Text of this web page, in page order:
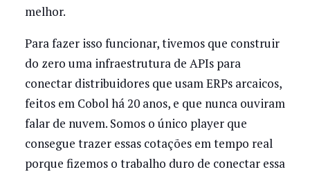
melhor.
Para fazer isso funcionar, tivemos que construir
do zero uma infraestrutura de APIs para
conectar distribuidores que usam ERPs arcaicos,
feitos em Cobol há 20 anos, e que nunca ouviram
falar de nuvem. Somos o único player que
consegue trazer essas cotações em tempo real
porque fizemos o trabalho duro de conectar essa